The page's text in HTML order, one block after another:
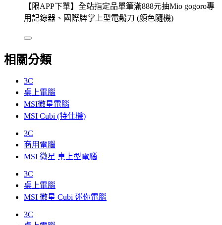
【限APP下單】全站指定品單筆滿888元抽Mio gogoro專
用記錄器、國際牌掌上型電鬍刀 (顏色隨機)
相關分類
3C
桌上電腦
MSI微星電腦
MSI Cubi (特仕機)
3C
商用電腦
MSI 微星 桌上型電腦
3C
桌上電腦
MSI 微星 Cubi 迷你電腦
3C